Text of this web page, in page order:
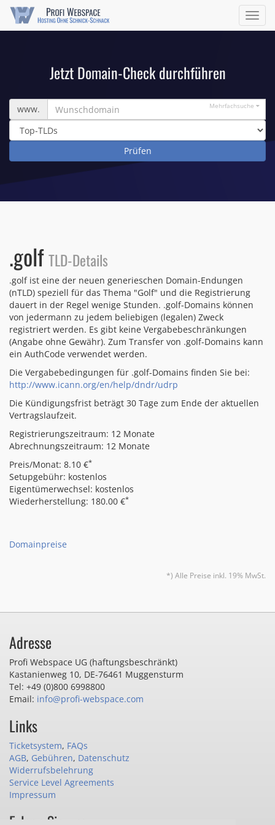
ein/
Jetzt Domain-Check durchführen
Wunschdomain
www. Mehrfachsuche
.golf TLD-Details
.golf ist eine der neuen generieschen Domain-Endungen
(nTLD) speziell für das Thema "Golf" und die Registrierung
dauert in der Regel wenige Stunden. .golf-Domains können
von jedermann zu jedem beliebigen (legalen) Zweck
registriert werden. Es gibt keine Vergabebeschränkungen
(Angabe ohne Gewähr). Zum Transfer von .golf-Domains kann
ein AuthCode verwendet werden.
Die Vergabebedingungen für .golf-Domains finden Sie bei:
http://www.icann.org/en/help/dndr/udrp
Die Kündigungsfrist beträgt 30 Tage zum Ende der aktuellen
Vertragslaufzeit.
Registrierungszeitraum: 12 Monate
Abrechnungszeitraum: 12 Monate
Preis/Monat: 8.10 €*
Setupgebühr: kostenlos
Eigentümerwechsel: kostenlos
Wiederherstellung: 180.00 €*
Domainpreise
*) Alle Preise inkl. 19% MwSt.
Adresse
Profi Webspace UG (haftungsbeschränkt)
Kastanienweg 10, DE-76461 Muggensturm
Tel: +49 (0)800 6998800
Email: info@profi-webspace.com
Links
Ticketsystem, FAQs
AGB, Gebühren, Datenschutz
Widerrufsbelehrung
Service Level Agreements
Impressum